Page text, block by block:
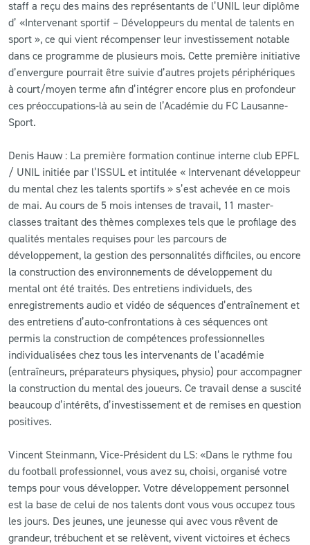
staff a reçu des mains des représentants de l’UNIL leur diplôme
d’ «Intervenant sportif – Développeurs du mental de talents en
sport », ce qui vient récompenser leur investissement notable
dans ce programme de plusieurs mois. Cette première initiative
d’envergure pourrait être suivie d’autres projets périphériques
à court/moyen terme afin d’intégrer encore plus en profondeur
ces préoccupations-là au sein de l’Académie du FC Lausanne-
Sport.
Denis Hauw : La première formation continue interne club EPFL
/ UNIL initiée par l’ISSUL et intitulée « Intervenant développeur
du mental chez les talents sportifs » s’est achevée en ce mois
de mai. Au cours de 5 mois intenses de travail, 11 master-
classes traitant des thèmes complexes tels que le profilage des
qualités mentales requises pour les parcours de
développement, la gestion des personnalités difficiles, ou encore
la construction des environnements de développement du
mental ont été traités. Des entretiens individuels, des
enregistrements audio et vidéo de séquences d’entraînement et
des entretiens d’auto-confrontations à ces séquences ont
permis la construction de compétences professionnelles
individualisées chez tous les intervenants de l’académie
(entraîneurs, préparateurs physiques, physio) pour accompagner
la construction du mental des joueurs. Ce travail dense a suscité
beaucoup d’intérêts, d’investissement et de remises en question
positives.
Vincent Steinmann, Vice-Président du LS: «Dans le rythme fou
du football professionnel, vous avez su, choisi, organisé votre
temps pour vous développer. Votre développement personnel
est la base de celui de nos talents dont vous vous occupez tous
les jours. Des jeunes, une jeunesse qui avec vous rêvent de
grandeur, trébuchent et se relèvent, vivent victoires et échecs